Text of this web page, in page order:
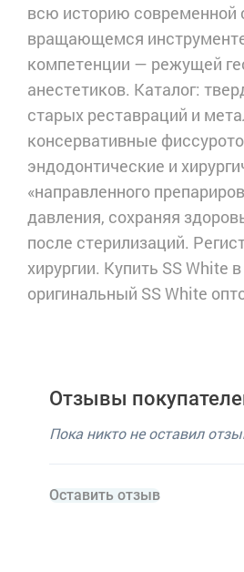
всю историю современной
вращающемся
компетенции — режущей
анестетиков. Каталог:
старых реставраций и
консервативные
эндодонтические и
«направленного
давления, сохраняя
после стерилизаций.
хирургии. Купить SS White
оригинальный SS White
Отзывы
Пока никто не оставил
Оставить отзыв